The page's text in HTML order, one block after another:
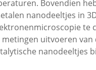
Bovendien
nanodeeltjes in
te
uitvoeren
nanodeeltjes